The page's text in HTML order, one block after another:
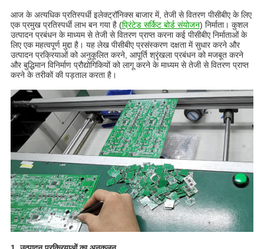
आज के अत्यधिक प्रतिस्पर्धी इलेक्ट्रॉनिक्स बाजार में, तेजी से वितरण पीसीबीए के लिए
एक प्रमुख प्रतिस्पर्धी लाभ बन गया है (प्रिंटेड सर्किट बोर्ड संयोजन) निर्माता। कुशल
उत्पादन प्रबंधन के माध्यम से तेजी से वितरण प्राप्त करना कई पीसीबीए निर्माताओं के
लिए एक महत्वपूर्ण मुद्दा है। यह लेख पीसीबीए प्रसंस्करण दक्षता में सुधार करने और
उत्पादन प्रक्रियाओं को अनुकूलित करने, आपूर्ति श्रृंखला प्रबंधन को मजबूत करने
और बुद्धिमान विनिर्माण प्रौद्योगिकियों को लागू करने के माध्यम से तेजी से वितरण प्राप्त
करने के तरीकों की पड़ताल करता है।